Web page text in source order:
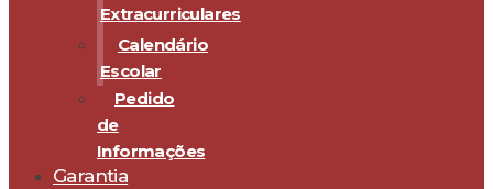
Extracurriculares
Calendário
Escolar
Pedido
de
Informações
Garantia